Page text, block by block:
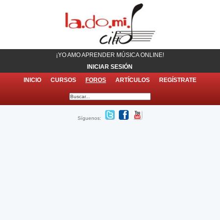
¡YO AMO APRENDER MÚSICA ONLINE!
INICIAR SESIÓN
INICIO
CURSOS FOROS ARTÍCULOS REGÍSTRATE
Síguenos: